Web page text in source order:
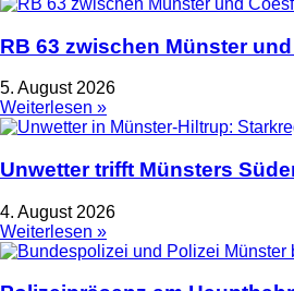
RB 63 zwischen Münster
5. August 2026
Weiterlesen »
Unwetter trifft Münsters
4. August 2026
Weiterlesen »